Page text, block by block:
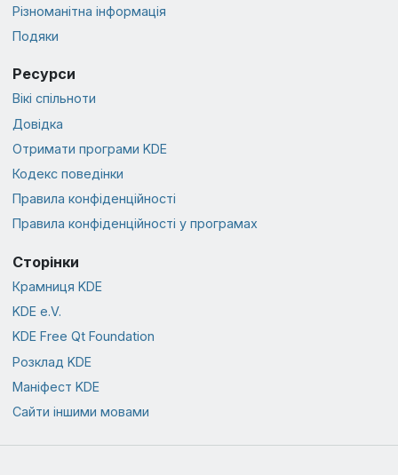
Різноманітна інформація
Подяки
Ресурси
Вікі спільноти
Довідка
Отримати програми KDE
Кодекс поведінки
Правила конфіденційності
Правила конфіденційності у програмах
Сторінки
Крамниця KDE
KDE e.V.
KDE Free Qt Foundation
Розклад KDE
Маніфест KDE
Сайти іншими мовами